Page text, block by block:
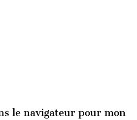
le navigateur pour mon